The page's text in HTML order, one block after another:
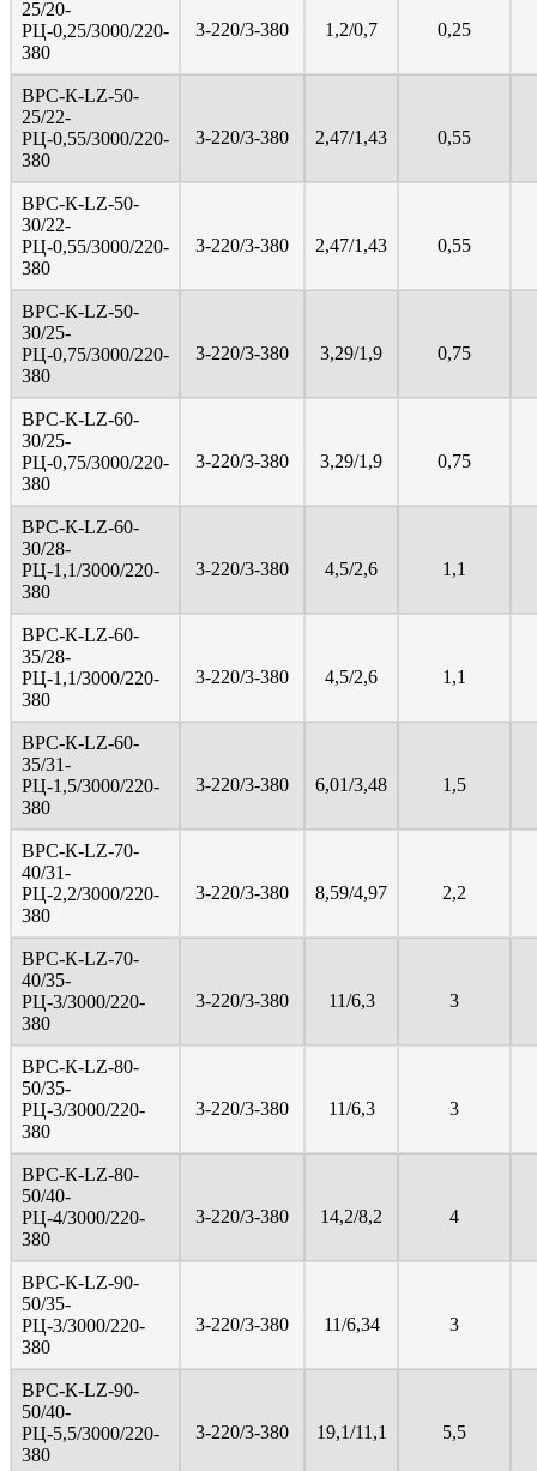
25/20-
PЦ-0,25/3000/220-
380
3-220/3-380 1,2/0,7 0,25
ВРС-К-LZ-50-
25/22-
PЦ-0,55/3000/220-
380
3-220/3-380 2,47/1,43 0,55
ВРС-К-LZ-50-
30/22-
PЦ-0,55/3000/220-
380
3-220/3-380 2,47/1,43 0,55
ВРС-К-LZ-50-
30/25-
PЦ-0,75/3000/220-
380
3-220/3-380 3,29/1,9 0,75
ВРС-К-LZ-60-
30/25-
PЦ-0,75/3000/220-
380
3-220/3-380 3,29/1,9 0,75
ВРС-К-LZ-60-
30/28-
PЦ-1,1/3000/220-
380
3-220/3-380 4,5/2,6 1,1
ВРС-К-LZ-60-
35/28-
PЦ-1,1/3000/220-
380
3-220/3-380 4,5/2,6 1,1
ВРС-К-LZ-60-
35/31-
PЦ-1,5/3000/220-
380
3-220/3-380 6,01/3,48 1,5
ВРС-К-LZ-70-
40/31-
PЦ-2,2/3000/220-
380
3-220/3-380 8,59/4,97 2,2
ВРС-К-LZ-70-
40/35-
PЦ-3/3000/220-
380
3-220/3-380 11/6,3 3
ВРС-К-LZ-80-
50/35-
PЦ-3/3000/220-
380
3-220/3-380 11/6,3 3
ВРС-К-LZ-80-
50/40-
PЦ-4/3000/220-
380
3-220/3-380 14,2/8,2 4
ВРС-К-LZ-90-
50/35-
PЦ-3/3000/220-
380
3-220/3-380 11/6,34 3
ВРС-К-LZ-90-
50/40-
PЦ-5,5/3000/220-
380
3-220/3-380 19,1/11,1 5,5